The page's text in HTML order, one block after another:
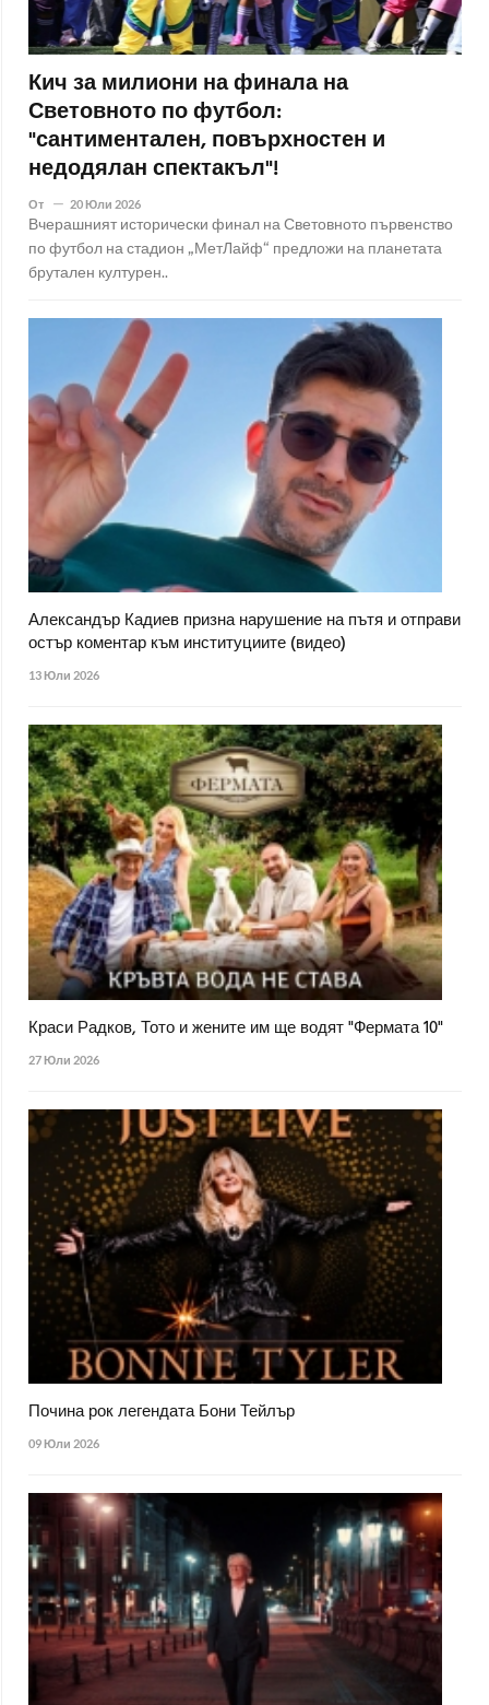
Кич за милиони на финала на
Световното по футбол:
"сантиментален, повърхностен и
недодялан спектакъл"!
От 20 Юли 2026
Вчерашният исторически финал на Световното първенство
по футбол на стадион „МетЛайф“ предложи на планетата
брутален културен..
Александър Кадиев призна нарушение на пътя и отправи
остър коментар към институциите (видео)
13 Юли 2026
Краси Радков, Тото и жените им ще водят "Фермата 10"
27 Юли 2026
Почина рок легендата Бони Тейлър
09 Юли 2026